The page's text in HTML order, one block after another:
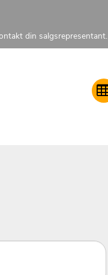
din salgsrepresentant.